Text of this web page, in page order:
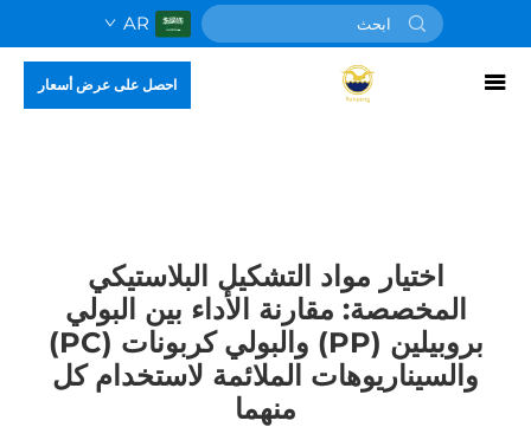
AR
احصل على عرض أسعار
اختيار مواد التشكيل البلاستيكي
المخصصة: مقارنة الأداء بين البولي
بروبيلين (PP) والبولي كربونات (PC)
والسيناريوهات الملائمة لاستخدام كل
منهما